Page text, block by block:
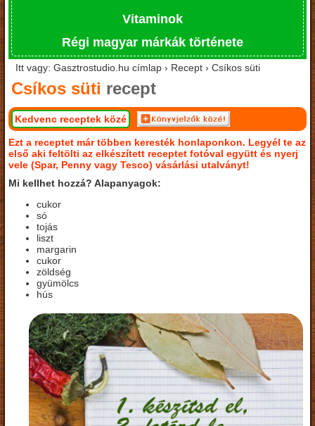
Vitaminok
Régi magyar márkák története
Itt vagy: Gasztrostudio.hu címlap › Recept › Csíkos süti
Csíkos süti recept
Kedvenc receptek közé
Ezt a receptet már többen keresték honlaponkon. Legyél te az
első aki feltölti az elkészített receptet fotóval együtt és nyerj
vele (Spar, Penny vagy Tesco) vásárlási utalványt!
Mi kellhet hozzá? Alapanyagok:
cukor
só
tojás
liszt
margarin
cukor
zöldség
gyümölcs
hús